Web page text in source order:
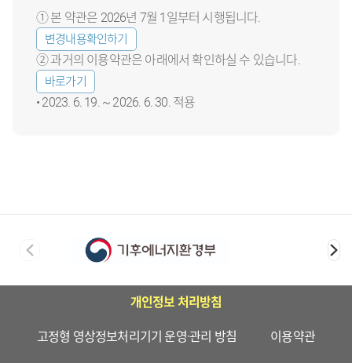
① 본 약관은 2026년 7월 1일부터 시행됩니다.
변경내용확인하기
② 과거의 이용약관은 아래에서 확인하실 수 있습니다.
바로가기
• 2023. 6. 19. ~ 2026. 6. 30. 적용
개인정보 처리방침
고정형 영상정보처리기기 운영·관리 방침 이용약관